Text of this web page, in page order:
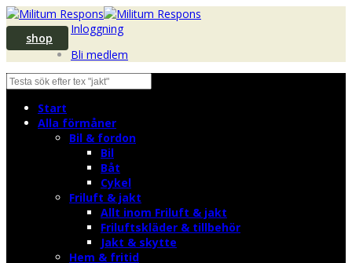
shop
Inloggning
Bli medlem
Start
Alla förmåner
Bil & fordon
Bil
Båt
Cykel
Friluft & jakt
Allt inom Friluft & jakt
Friluftskläder & tillbehör
Jakt & skytte
Hem & fritid